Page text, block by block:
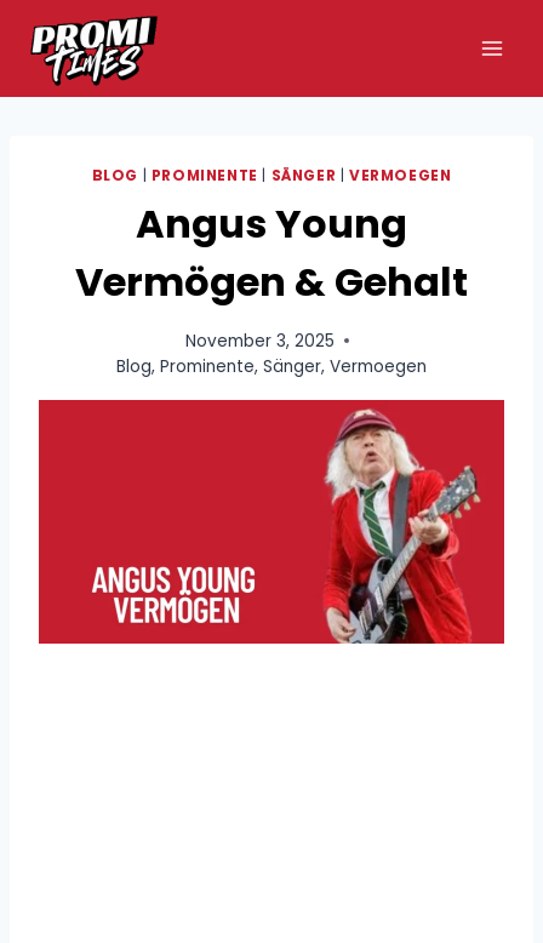
Inhalt
springen
BLOG PROMINENTE SÄNGER VERMOEGEN
Angus Young
Vermögen & Gehalt
November 3, 2025
Blog, Prominente, Sänger, Vermoegen